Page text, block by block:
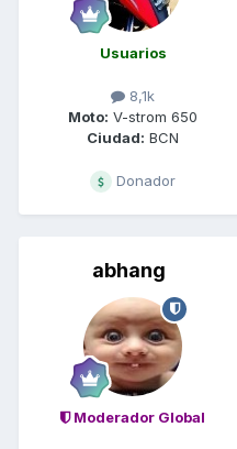
Usuarios
8,1k
Moto: V-strom 650
Ciudad: BCN
Donador
abhang
Moderador Global